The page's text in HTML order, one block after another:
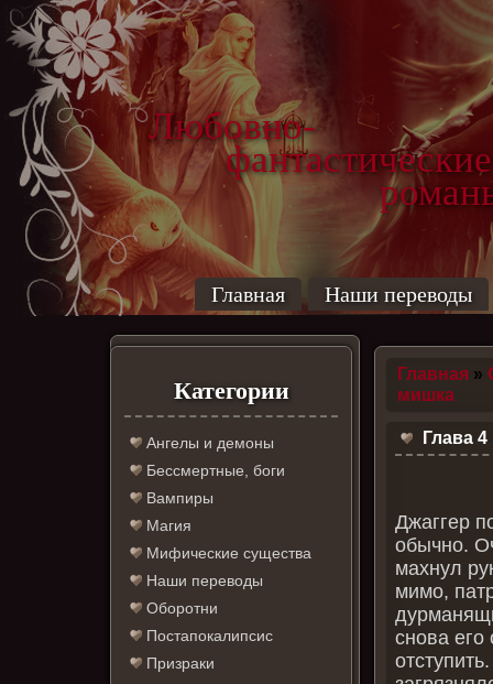
Любовно-
фантастические
Главная Наши переводы
Категории
Ангелы и демоны
Бессмертные, боги
Вампиры
Магия
Мифические существа
Наши переводы
Оборотни
Постапокалипсис
Призраки
Главная »
мишка
Глава 4
Джаггер
обычно.
махнул
мимо,
снова